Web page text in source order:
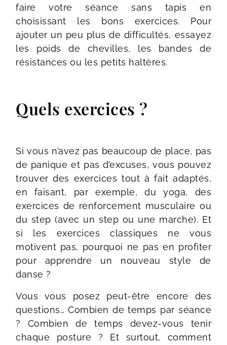
faire votre séance sans tapis en
choisissant les bons exercices. Pour
ajouter un peu plus de difficultés, essayez
les poids de chevilles, les bandes de
résistances ou les petits haltères.
Quels exercices ?
Si vous n’avez pas beaucoup de place, pas
de panique et pas d’excuses, vous pouvez
trouver des exercices tout à fait adaptés,
en faisant, par exemple, du yoga, des
exercices de renforcement musculaire ou
du step (avec un step ou une marche). Et
si les exercices classiques ne vous
motivent pas, pourquoi ne pas en profiter
pour apprendre un nouveau style de
danse ?
Vous vous posez peut-être encore des
questions… Combien de temps par séance
? Combien de temps devez-vous tenir
chaque posture ? Et surtout, comment